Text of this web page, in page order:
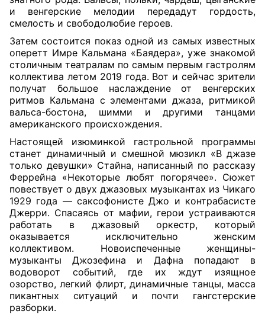
и венгерские мелодии передадут гордость,
смелость и свободолюбие героев.
Затем состоится показ одной из самых известных
оперетт Имре Кальмана «Баядера», уже знакомой
столичным театралам по самым первым гастролям
коллектива летом 2019 года. Вот и сейчас зрители
получат большое наслаждение от венгерских
ритмов Кальмана с элементами джаза, ритмикой
вальса-бостона, шимми и другими танцами
американского происхождения.
Настоящей изюминкой гастрольной программы
станет динамичный и смешной мюзикл «В джазе
только девушки» Стайна, написанный по рассказу
Феррейна «Некоторые любят погорячее». Сюжет
повествует о двух джазовых музыкантах из Чикаго
1929 года — саксофонисте Джо и контрабасисте
Джерри. Спасаясь от мафии, герои устраиваются
работать в джазовый оркестр, который
оказывается исключительно женским
коллективом. Новоиспеченные женщины-
музыканты Джозефина и Дафна попадают в
водоворот событий, где их ждут изящное
озорство, легкий флирт, динамичные танцы, масса
пикантных ситуаций и почти гангстерские
разборки.